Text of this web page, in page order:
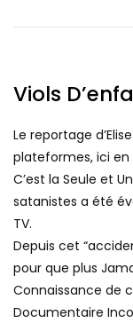
Le reportage
plateformes, ici
C’est la Seule et
satanistes a été
TV.
Depuis cet
pour que plus
Connaissance de